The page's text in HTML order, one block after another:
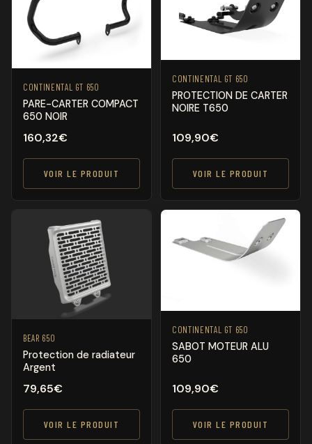
CONTINENTAL GT 650
PARE-CARTER COMPACT
650 NOIR
160,32€
VOIR LE PRODUIT
CONTINENTAL GT 650
PROTECTION DE CARTER
NOIRE T650
109,90€
VOIR LE PRODUIT
BEAR 650
Protection de radiateur
Argent
79,65€
VOIR LE PRODUIT
CONTINENTAL GT 650
SABOT MOTEUR ALU
650
109,90€
VOIR LE PRODUIT